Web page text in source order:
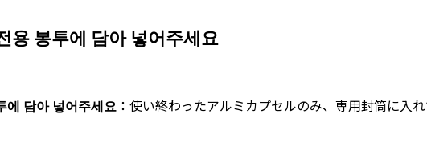
용 봉투에 담아 넣어주세요
에 담아 넣어주세요 ：使い終わったアルミカプセルのみ、専用封筒に入